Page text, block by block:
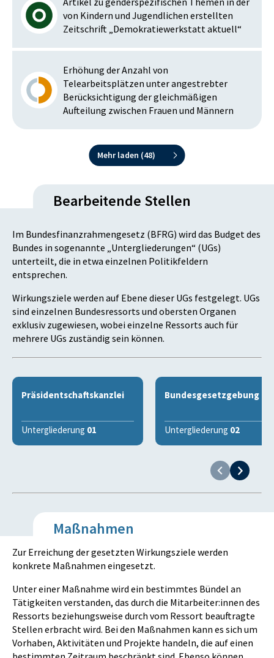
von Kindern und Jugendlichen erstellten
Zeitschrift „Demokratiewerkstatt aktuell“
Erhöhung der Anzahl von
Telearbeitsplätzen unter angestrebter
Berücksichtigung der gleichmäßigen
Aufteilung zwischen Frauen und Männern
Mehr laden (48)
Bearbeitende Stellen
Im Bundesfinanzrahmengesetz (BFRG) wird das Budget des
Bundes in sogenannte „Untergliederungen“ (UGs)
unterteilt, die in etwa einzelnen Politikfeldern
entsprechen.
Wirkungsziele werden auf Ebene dieser UGs festgelegt. UGs
sind einzelnen Bundesressorts und obersten Organen
exklusiv zugewiesen, wobei einzelne Ressorts auch für
mehrere UGs zuständig sein können.
Präsidentschaftskanzlei
Untergliederung 01
Bundesgesetzgebung
Untergliederung 02
Maßnahmen
Zur Erreichung der gesetzten Wirkungsziele werden
konkrete Maßnahmen eingesetzt.
Unter einer Maßnahme wird ein bestimmtes Bündel an
Tätigkeiten verstanden, das durch die Mitarbeiter:innen des
Ressorts beziehungsweise durch vom Ressort beauftragte
Stellen erbracht wird. Bei den Maßnahmen kann es sich um
Vorhaben, Aktivitäten und Projekte handeln, die auf einen